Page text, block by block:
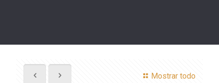
Mostrar todo